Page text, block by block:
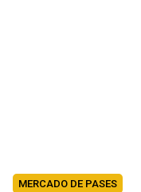
MERCADO DE PASES